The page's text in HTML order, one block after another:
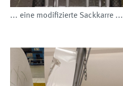
... eine modifizierte Sackkarre ...